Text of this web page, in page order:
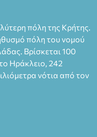
Είσοδος: :
Πάπυρος (Πλατεία
39 Ιεράπετρα)
Ιεράπετρας
ΚΝΩΣΟΣ
πόλη της Κρήτης.
πόλη του νομού
Βρίσκεται 100
Ηράκλειο, 242
νότια από τον